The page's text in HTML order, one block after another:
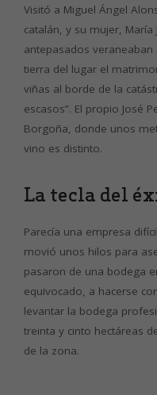
Visitó a Miguel Ángel
catalán, y su mujer,
antepasados
tierra del lugar el
viñas al borde de la
escasos”. El propio José
Borgoña, donde unos
vino es distinto.
La tecla del
Parecía una empresa
movió unos hilos para
pasaron de una bodega
equivocado, a hacerse
levantar la bodega
treinta y cinto hectáreas
de la zona.